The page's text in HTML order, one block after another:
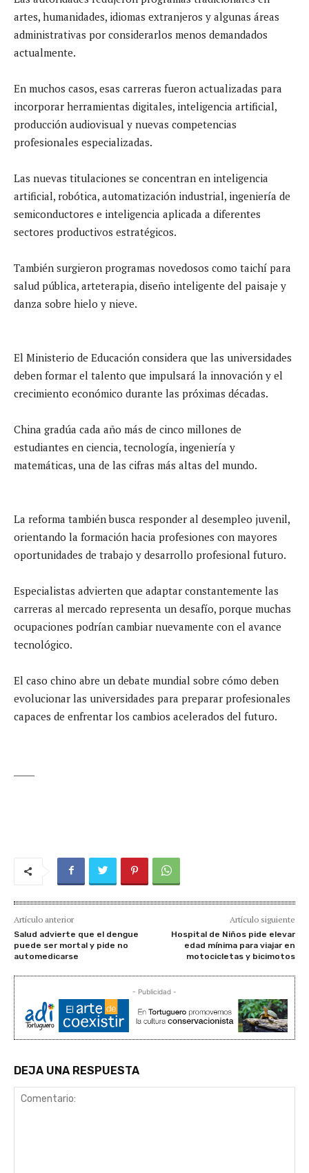
artes, humanidades, idiomas extranjeros y algunas áreas
administrativas por considerarlos menos demandados
actualmente.
En muchos casos, esas carreras fueron actualizadas para
incorporar herramientas digitales, inteligencia artificial,
producción audiovisual y nuevas competencias
profesionales especializadas.
Las nuevas titulaciones se concentran en inteligencia
artificial, robótica, automatización industrial, ingeniería de
semiconductores e inteligencia aplicada a diferentes
sectores productivos estratégicos.
También surgieron programas novedosos como taichí para
salud pública, arteterapia, diseño inteligente del paisaje y
danza sobre hielo y nieve.
El Ministerio de Educación considera que las universidades
deben formar el talento que impulsará la innovación y el
crecimiento económico durante las próximas décadas.
China gradúa cada año más de cinco millones de
estudiantes en ciencia, tecnología, ingeniería y
matemáticas, una de las cifras más altas del mundo.
La reforma también busca responder al desempleo juvenil,
orientando la formación hacia profesiones con mayores
oportunidades de trabajo y desarrollo profesional futuro.
Especialistas advierten que adaptar constantemente las
carreras al mercado representa un desafío, porque muchas
ocupaciones podrían cambiar nuevamente con el avance
tecnológico.
El caso chino abre un debate mundial sobre cómo deben
evolucionar las universidades para preparar profesionales
capaces de enfrentar los cambios acelerados del futuro.
Artículo anterior
Salud advierte que el dengue
puede ser mortal y pide no
automedicarse
Artículo siguiente
Hospital de Niños pide elevar
edad mínima para viajar en
motocicletas y bicimotos
- Publicidad -
DEJA UNA RESPUESTA